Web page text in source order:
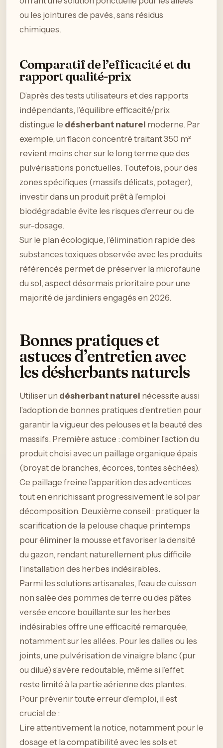
ou les jointures de pavés, sans résidus
chimiques.
Comparatif de l’efficacité et du
rapport qualité-prix
D’après des tests utilisateurs et des rapports
indépendants, l’équilibre efficacité/prix
distingue le désherbant naturel moderne. Par
exemple, un flacon concentré traitant 350 m²
revient moins cher sur le long terme que des
pulvérisations ponctuelles. Toutefois, pour des
zones spécifiques (massifs délicats, potager),
investir dans un produit prêt à l’emploi
biodégradable évite les risques d’erreur ou de
sur-dosage.
Sur le plan écologique, l’élimination rapide des
substances toxiques observée avec les produits
référencés permet de préserver la microfaune
du sol, aspect désormais prioritaire pour une
majorité de jardiniers engagés en 2026.
Bonnes pratiques et
astuces d’entretien avec
les désherbants naturels
Utiliser un désherbant naturel nécessite aussi
l’adoption de bonnes pratiques d’entretien pour
garantir la vigueur des pelouses et la beauté des
massifs. Première astuce : combiner l’action du
produit choisi avec un paillage organique épais
(broyat de branches, écorces, tontes séchées).
Ce paillage freine l’apparition des adventices
tout en enrichissant progressivement le sol par
décomposition. Deuxième conseil : pratiquer la
scarification de la pelouse chaque printemps
pour éliminer la mousse et favoriser la densité
du gazon, rendant naturellement plus difficile
l’installation des herbes indésirables.
Parmi les solutions artisanales, l’eau de cuisson
non salée des pommes de terre ou des pâtes
versée encore bouillante sur les herbes
indésirables offre une efficacité remarquée,
notamment sur les allées. Pour les dalles ou les
joints, une pulvérisation de vinaigre blanc (pur
ou dilué) s’avère redoutable, même si l’effet
reste limité à la partie aérienne des plantes.
Pour prévenir toute erreur d’emploi, il est
crucial de :
Lire attentivement la notice, notamment pour le
dosage et la compatibilité avec les sols et